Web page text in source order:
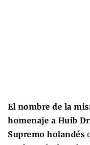
El nombre de la
homenaje a Huib
Supremo holandés